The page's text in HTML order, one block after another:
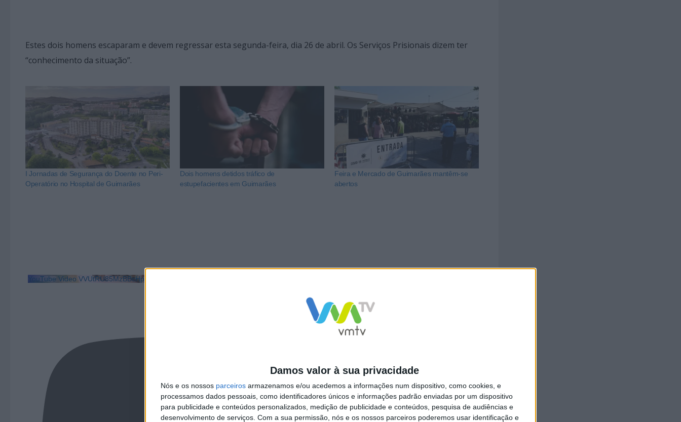
Damos valor à sua privacidade
Nós e os nossos parceiros armazenamos e/ou acedemos a informações num dispositivo, como cookies, e
processamos dados pessoais, como identificadores únicos e informações padrão enviadas por um dispositivo
para publicidade e conteúdos personalizados, medição de publicidade e conteúdos, pesquisa de audiências e
desenvolvimento de serviços. Com a sua permissão, nós e os nossos parceiros poderemos usar identificação e
Estes dois homens escaparam e devem regressar esta segunda-feira, dia 26 de abril. Os Serviços Prisionais dizem ter
“conhecimento da situação”.
I Jornadas de Segurança do Doente no Peri-
Operatório no Hospital de Guimarães
Dois homens detidos tráfico de
estupefacientes em Guimarães
Feira e Mercado de Guimarães mantêm-se
abertos
YouTube Video VVUtRU85MzBBcHpOcU5BUnpKX0wyV1ZBLmNCa2l2ckl3RkxJ